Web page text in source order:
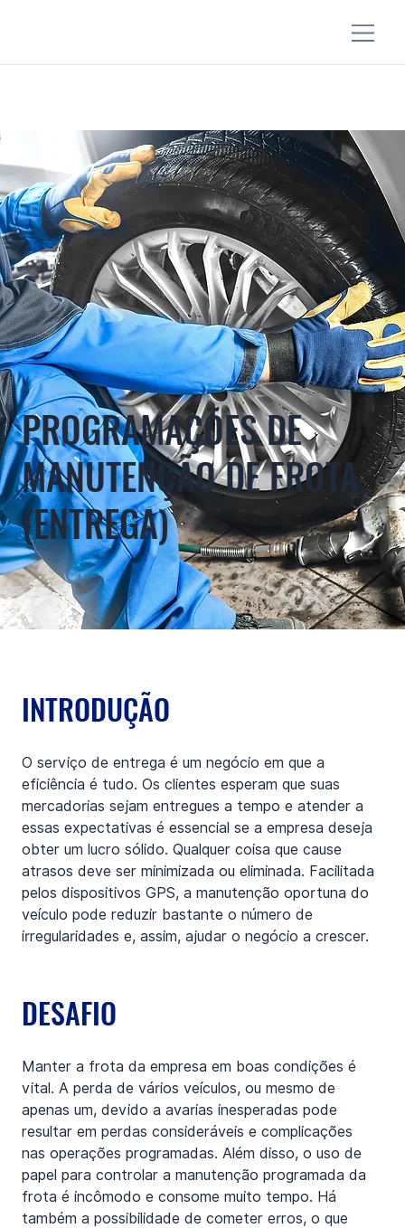
PROGRAMAÇÕES DE
MANUTENÇÃO DE FROTA
(ENTREGA)
INTRODUÇÃO
O serviço de entrega é um negócio em que a
eficiência é tudo. Os clientes esperam que suas
mercadorias sejam entregues a tempo e atender a
essas expectativas é essencial se a empresa deseja
obter um lucro sólido. Qualquer coisa que cause
atrasos deve ser minimizada ou eliminada. Facilitada
pelos dispositivos GPS, a manutenção oportuna do
veículo pode reduzir bastante o número de
irregularidades e, assim, ajudar o negócio a crescer.
DESAFIO
Manter a frota da empresa em boas condições é
vital. A perda de vários veículos, ou mesmo de
apenas um, devido a avarias inesperadas pode
resultar em perdas consideráveis e complicações
nas operações programadas. Além disso, o uso de
papel para controlar a manutenção programada da
frota é incômodo e consome muito tempo. Há
também a possibilidade de cometer erros, o que